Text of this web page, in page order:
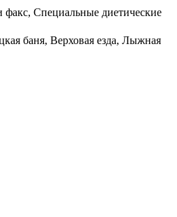
факс, Специальные диетические
баня, Верховая езда, Лыжная